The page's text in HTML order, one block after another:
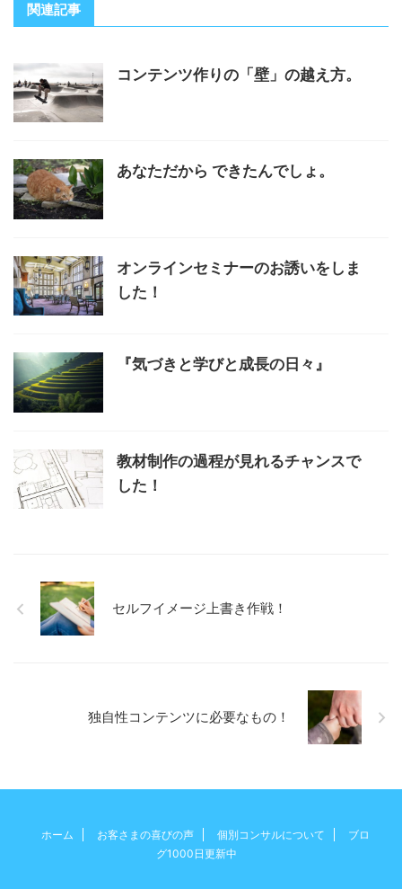
関連記事
コンテンツ作りの「壁」の越え方。
あなただから できたんでしょ。
オンラインセミナーのお誘いをしま
した！
『気づきと学びと成長の日々』
教材制作の過程が見れるチャンスで
した！
セルフイメージ上書き作戦！
独自性コンテンツに必要なもの！
ホーム お客さまの喜びの声 個別コンサルについて
ブロ
グ1000日更新中